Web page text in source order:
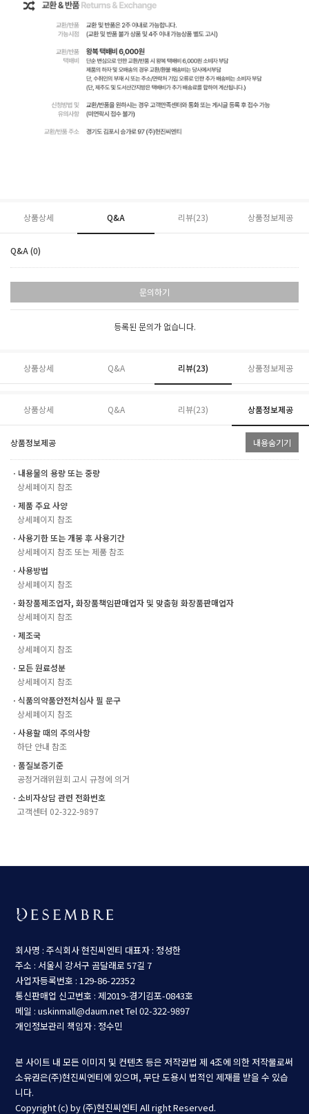
상품상세 Q&A 리뷰(23) 상품정보제공
Q&A (0)
문의하기
등록된 문의가 없습니다.
상품상세 Q&A 리뷰(23) 상품정보제공
상품상세 Q&A 리뷰(23) 상품정보제공
상품정보제공 내용숨기기
ㆍ내용물의 용량 또는 중량
상세페이지 참조
ㆍ제품 주요 사양
상세페이지 참조
ㆍ사용기한 또는 개봉 후 사용기간
상세페이지 참조 또는 제품 참조
ㆍ사용방법
상세페이지 참조
ㆍ화장품제조업자, 화장품책임판매업자 및 맞춤형 화장품판매업자
상세페이지 참조
ㆍ제조국
상세페이지 참조
ㆍ모든 원료성분
상세페이지 참조
ㆍ식품의약품안전처심사 필 문구
상세페이지 참조
ㆍ사용할 때의 주의사항
하단 안내 참조
ㆍ품질보증기준
공정거래위원회 고시 규정에 의거
ㆍ소비자상담 관련 전화번호
고객센터 02-322-9897
회사명 : 주식회사 현진씨엔티 대표자 : 정성한
주소 : 서울시 강서구 곰달래로 57길 7
사업자등록번호 : 129-86-22352
통신판매업 신고번호 : 제2019-경기김포-0843호
메일 : uskinmall@daum.netTel 02-322-9897
개인정보관리 책임자 : 정수민
본 사이트 내 모든 이미지 및 컨텐츠 등은 저작권법 제 4조에 의한 저작물로써
소유권은(주)현진씨엔티에 있으며, 무단 도용시 법적인 제재를 받을 수 있습
니다.
Copyright (c) by (주)현진씨엔티 All right Reserved.